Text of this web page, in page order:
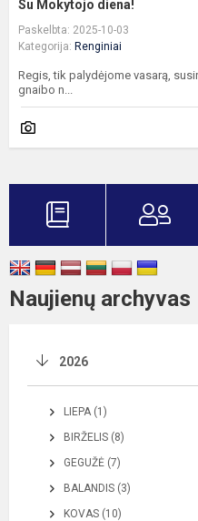
Su Mokytojo diena!
Paskelbta: 2025-10-03
Kategorija: Renginiai
Regis, tik palydėjome vasarą,
gnaibo n...
Naujienų archyvas
2026
LIEPA (1)
BIRŽELIS (8)
GEGUŽĖ (7)
BALANDIS (3)
KOVAS (10)